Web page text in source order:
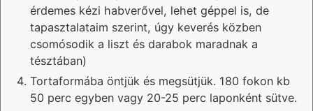
érdemes kézi habverővel, lehet géppel is, de
tapasztalataim szerint, úgy keverés közben
csomósodik a liszt és darabok maradnak a
tésztában)
Tortaformába öntjük és megsütjük. 180 fokon kb
50 perc egyben vagy 20-25 perc laponként sütve.